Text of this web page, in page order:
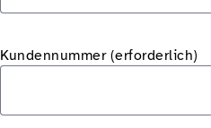
Kundennummer(erforderlich)